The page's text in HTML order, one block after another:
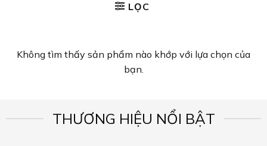
LỌC
Không tìm thấy sản phẩm nào khớp với lựa chọn của
bạn.
THƯƠNG HIỆU NỔI BẬT